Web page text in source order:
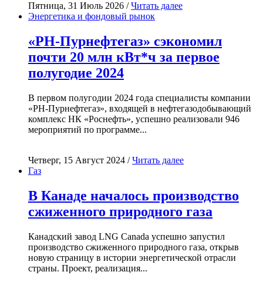
Пятница, 31 Июль 2026 /Читать далее
Энергетика и фондовый рынок
«РН-Пурнефтегаз» сэкономил
почти 20 млн кВт*ч за первое
полугодие 2024
В первом полугодии 2024 года специалисты компании
«РН-Пурнефтегаз», входящей в нефтегазодобывающий
комплекс НК «Роснефть», успешно реализовали 946
мероприятий по программе...
Четверг, 15 Август 2024 /Читать далее
Газ
В Канаде началось производство
сжиженного природного газа
Канадский завод LNG Canada успешно запустил
производство сжиженного природного газа, открыв
новую страницу в истории энергетической отрасли
страны. Проект, реализация...